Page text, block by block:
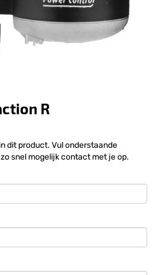
R
dit product. Vul onderstaande
snel mogelijk contact met je op.